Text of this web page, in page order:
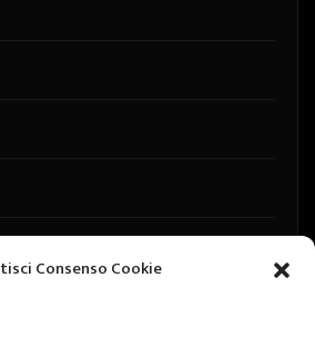
Consenso Cookie